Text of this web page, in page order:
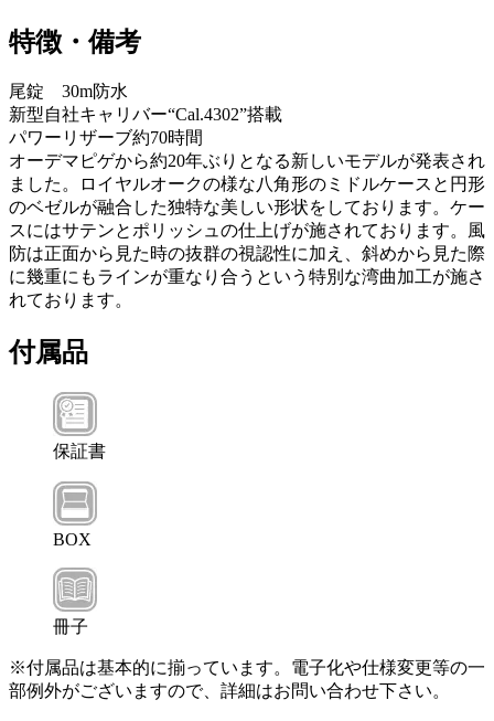
特徴・備考
尾錠 30m防水
新型自社キャリバー“Cal.4302”搭載
パワーリザーブ約70時間
オーデマピゲから約20年ぶりとなる新しいモデルが発表され
ました。ロイヤルオークの様な八角形のミドルケースと円形
のベゼルが融合した独特な美しい形状をしております。ケー
スにはサテンとポリッシュの仕上げが施されております。風
防は正面から見た時の抜群の視認性に加え、斜めから見た際
に幾重にもラインが重なり合うという特別な湾曲加工が施さ
れております。
付属品
保証書
BOX
冊子
※付属品は基本的に揃っています。電子化や仕様変更等の一
部例外がございますので、詳細はお問い合わせ下さい。